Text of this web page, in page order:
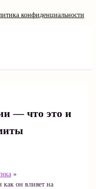
конфиденциальности
— что это и
как он влияет на